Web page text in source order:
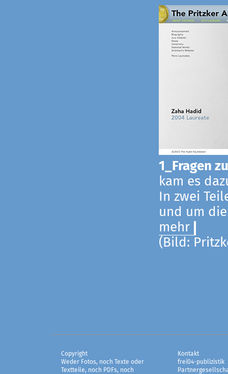
1_Fragen
kam es
In zwei
und um
mehr
(Bild:
Copyright
Weder Fotos, noch Texte oder
Textteile, noch PDFs, noch
Kontakt
frei04-publizistik